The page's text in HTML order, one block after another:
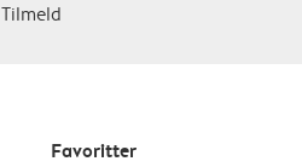
Tilmeld
Favoritter